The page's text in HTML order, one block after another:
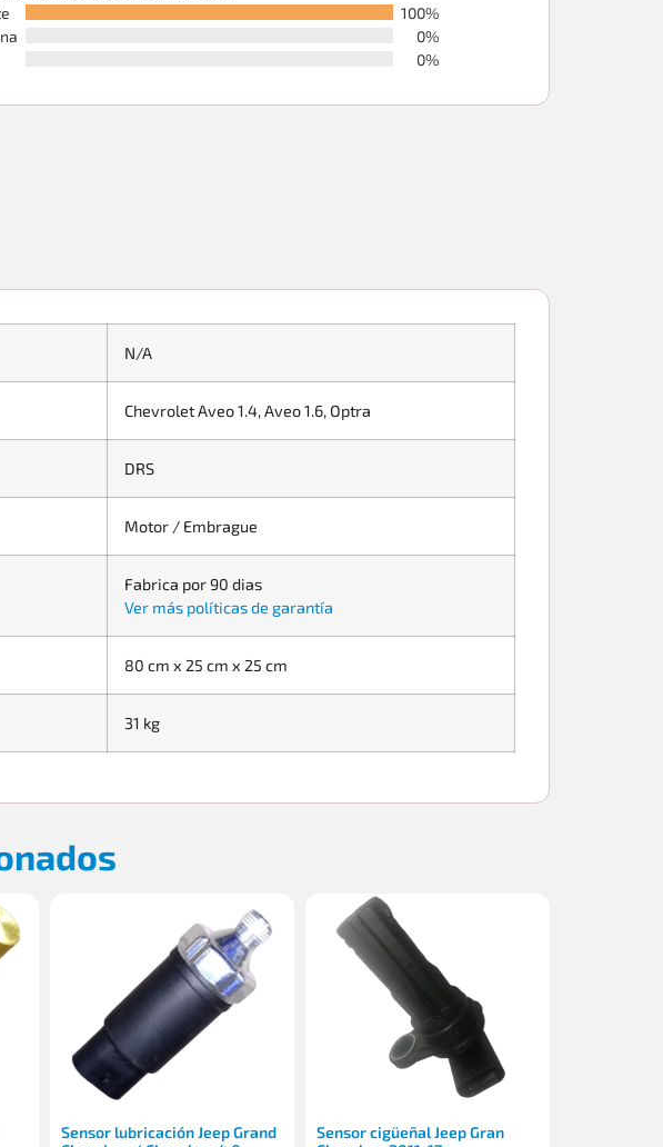
100%
0%
0%
N/A
Chevrolet Aveo 1.4, Aveo 1.6, Optra
DRS
Motor / Embrague
Fabrica por 90 dias
Ver más políticas de garantía
80 cm x 25 cm x 25 cm
31 kg
Sensor lubricación Jeep Grand
Sensor cigüeñal Jeep Gran